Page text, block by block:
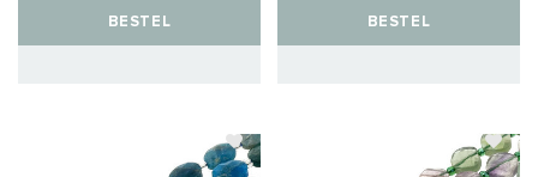
BESTEL BESTEL